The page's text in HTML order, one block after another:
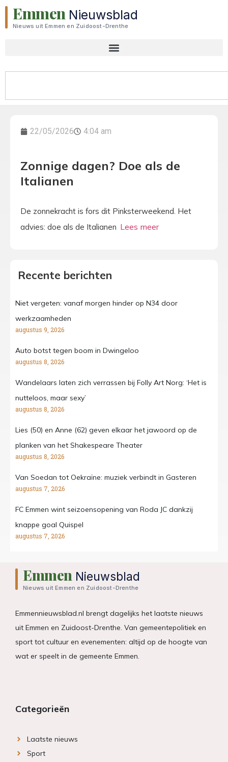
Emmen Nieuwsblad
Nieuws uit Emmen en Zuidoost-Drenthe
22/05/2026 4:04 am
Zonnige dagen? Doe als de
Italianen
De zonnekracht is fors dit Pinksterweekend. Het
advies: doe als de Italianen
Recente berichten
Niet vergeten: vanaf morgen hinder op N34 door
werkzaamheden
augustus 9, 2026
Auto botst tegen boom in Dwingeloo
augustus 8, 2026
Wandelaars laten zich verrassen bij Folly Art Norg: ‘Het is
nutteloos, maar sexy’
augustus 8, 2026
Lies (50) en Anne (62) geven elkaar het jawoord op de
planken van het Shakespeare Theater
augustus 8, 2026
Van Soedan tot Oekraïne: muziek verbindt in Gasteren
augustus 7, 2026
FC Emmen wint seizoensopening van Roda JC dankzij
knappe goal Quispel
augustus 7, 2026
Emmen Nieuwsblad
Nieuws uit Emmen en Zuidoost-Drenthe
Emmennieuwsblad.nl brengt dagelijks het laatste nieuws
uit Emmen en Zuidoost-Drenthe. Van gemeentepolitiek en
sport tot cultuur en evenementen: altijd op de hoogte van
wat er speelt in de gemeente Emmen.
Categorieën
Laatste nieuws
Sport